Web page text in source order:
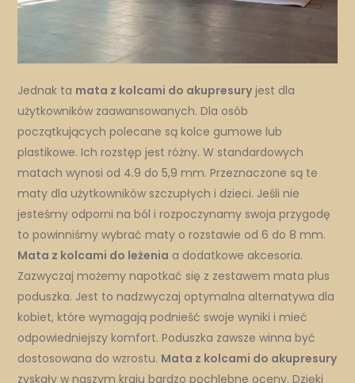
Jednak ta mata z kolcami do akupresury jest dla
użytkowników zaawansowanych. Dla osób
początkujących polecane są kolce gumowe lub
plastikowe. Ich rozstęp jest różny. W standardowych
matach wynosi od 4.9 do 5,9 mm. Przeznaczone są te
maty dla użytkowników szczupłych i dzieci. Jeśli nie
jesteśmy odporni na ból i rozpoczynamy swoja przygodę
to powinniśmy wybrać maty o rozstawie od 6 do 8 mm.
Mata z kolcami do leżenia a dodatkowe akcesoria.
Zazwyczaj możemy napotkać się z zestawem mata plus
poduszka. Jest to nadzwyczaj optymalna alternatywa dla
kobiet, które wymagają podnieść swoje wyniki i mieć
odpowiedniejszy komfort. Poduszka zawsze winna być
dostosowana do wzrostu. Mata z kolcami do akupresury
zyskały w naszym kraju bardzo pochlebne oceny. Dzięki